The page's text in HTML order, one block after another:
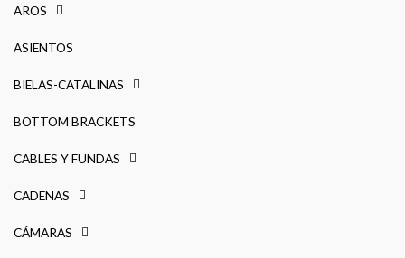
AROS
ASIENTOS
BIELAS-CATALINAS
BOTTOM BRACKETS
CABLES Y FUNDAS
CADENAS
CÁMARAS